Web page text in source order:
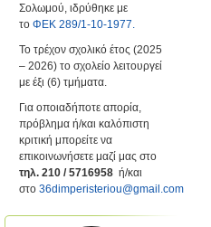
Σολωμού, ιδρύθηκε με
το ΦΕΚ 289/1-10-1977.
Το τρέχον σχολικό έτος (2025
– 2026) το σχολείο λειτουργεί
με έξι (6) τμήματα.
Για οποιαδήποτε απορία,
πρόβλημα ή/και καλόπιστη
κριτική μπορείτε να
επικοινωνήσετε μαζί μας στο
τηλ. 210 / 5716958 ή/και
στο 36dimperisteriou@gmail.com